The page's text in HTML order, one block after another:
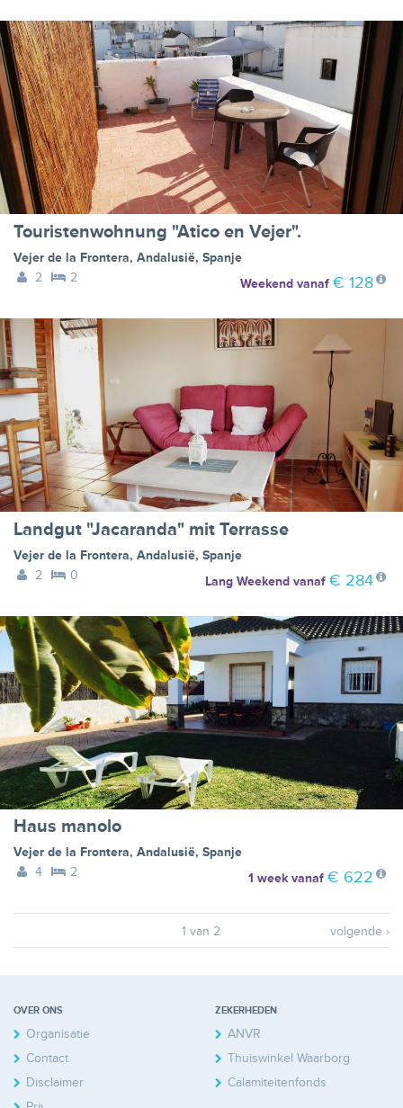
Touristenwohnung "Atico en Vejer".
Vejer de la Frontera, Andalusië, Spanje
2
2 Weekendvanaf € 128
Landgut "Jacaranda" mit Terrasse
Vejer de la Frontera, Andalusië, Spanje
2
0 Lang Weekendvanaf € 284
Haus manolo
Vejer de la Frontera, Andalusië, Spanje
4
2 1 weekvanaf € 622
1 van 2 volgende ›
OVER ONS
Organisatie
Contact
Disclaimer
ZEKERHEDEN
ANVR
Thuiswinkel Waarborg
Calamiteitenfonds